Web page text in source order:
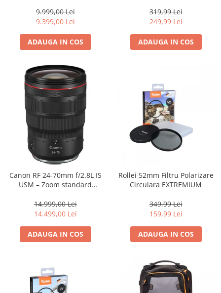
9.999,00 Lei
9.399,00 Lei
ADAUGA IN COS
319,99 Lei
249,99 Lei
ADAUGA IN COS
Canon RF 24-70mm f/2.8L IS
USM – Zoom standard
14.999,00 Lei
14.499,00 Lei
ADAUGA IN COS
Rollei 52mm Filtru Polarizare
Circulara EXTREMIUM
349,99 Lei
159,99 Lei
ADAUGA IN COS